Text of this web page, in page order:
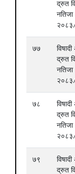
द्रुत
नतिजा
७७
द्रुत
नतिजा
७८
द्रुत
नतिजा
७९
द्रुत